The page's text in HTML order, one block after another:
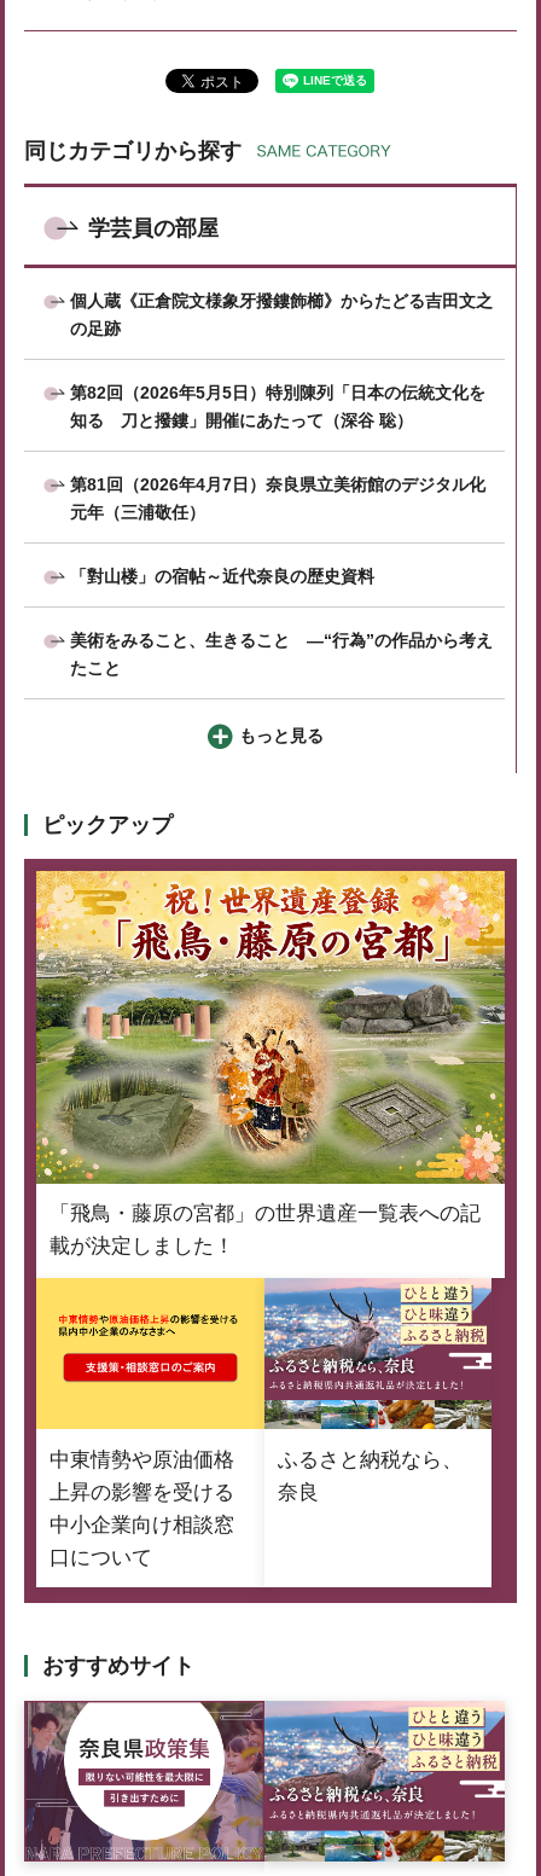
同じカテゴリから探す
学芸員の部屋
個人蔵《正倉院文様象牙撥鏤飾櫛》からたどる吉田文之
の足跡
第82回（2026年5月5日）特別陳列「日本の伝統文化を
知る 刀と撥鏤」開催にあたって（深谷 聡）
第81回（2026年4月7日）奈良県立美術館のデジタル化
元年（三浦敬任）
「對山楼」の宿帖～近代奈良の歴史資料
美術をみること、生きること ―“行為”の作品から考え
たこと
もっと見る
ピックアップ
「飛鳥・藤原の宮都」の世界遺産一覧表への記
載が決定しました！
中東情勢や原油価格
上昇の影響を受ける
中小企業向け相談窓
口について
ふるさと納税なら、
奈良
おすすめサイト